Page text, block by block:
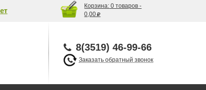
Корзина: 0 товаров -
0,00
8(3519) 46-99-66
Заказать обратный звонок